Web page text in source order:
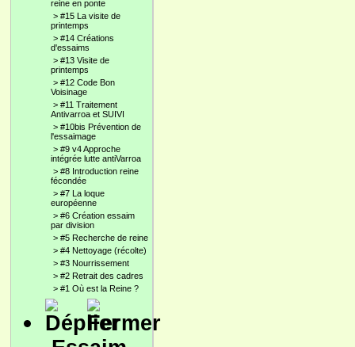
reine en ponte
> #15 La visite de
printemps
> #14 Créations
d'essaims
> #13 Visite de
printemps
> #12 Code Bon
Voisinage
> #11 Traitement
Antivarroa et SUIVI
> #10bis Prévention de
l'essaimage
> #9 v4 Approche
intégrée lutte antiVarroa
> #8 Introduction reine
fécondée
> #7 La loque
européenne
> #6 Création essaim
par division
> #5 Recherche de reine
> #4 Nettoyage (récolte)
> #3 Nourrissement
> #2 Retrait des cadres
> #1 Où est la Reine ?